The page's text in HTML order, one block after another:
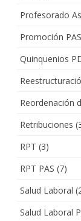
Profesorado
Promoción PAS
Quinquenios
Reordenación
Retribuciones
RPT (3)
RPT PAS (7)
Salud Laboral
Salud Laboral